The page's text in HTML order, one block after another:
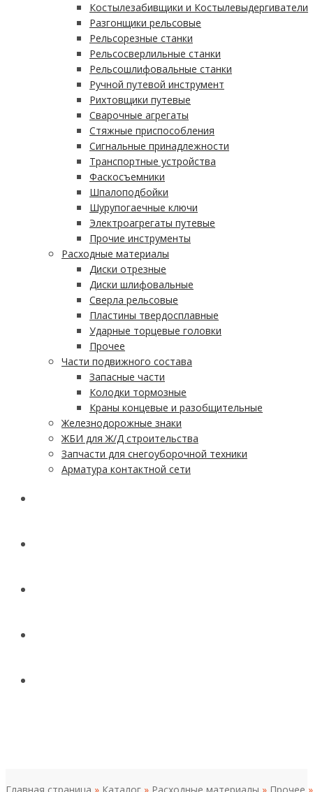
Костылезабивщики и Костылевыдергиватели
Разгонщики рельсовые
Рельсорезные станки
Рельсосверлильные станки
Рельсошлифовальные станки
Ручной путевой инструмент
Рихтовщики путевые
Сварочные агрегаты
Стяжные приспособления
Сигнальные принадлежности
Транспортные устройства
Фаскосъемники
Шпалоподбойки
Шурупогаечные ключи
Электроагрегаты путевые
Прочие инструменты
Расходные материалы
Диски отрезные
Диски шлифовальные
Сверла рельсовые
Пластины твердосплавные
Ударные торцевые головки
Прочее
Части подвижного состава
Запасные части
Колодки тормозные
Краны концевые и разобщительные
Железнодорожные знаки
ЖБИ для Ж/Д строительства
Запчасти для снегоуборочной техники
Арматура контактной сети